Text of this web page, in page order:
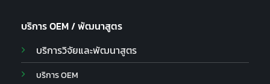
บริการ OEM / พัฒนาสูตร
บริการวิจัยและพัฒนาสูตร
บริการ OEM